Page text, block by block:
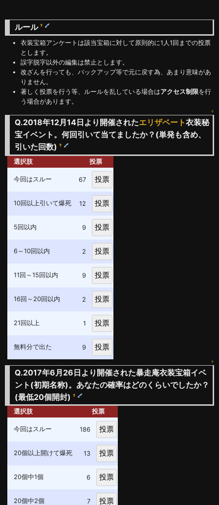
ルール †
衣装宝箱アンケートは該当宝箱に対して原則的に1人1回までの投票
とします。
誤字脱字以外の編集は禁止とします。
改ざんを行っても、バックアップ等で元に戻す為、あまり意味があ
りません。
著しく投票を行う等、ルールを乱している場合はアクセス制限を行
う場合があります。
↑
Q.2018年12月14日より開催されたエリザベート衣装秘
宝イベント。何回引いて当てましたか？(単発も含め、
引いた回数) †
選択肢 投票
今回はスルー 67
10回以上引いて爆死 12
5回以内 9
6～10回以内 2
11回～15回以内 9
16回～20回以内 2
21回以上 1
無料分で出た 9
↑
Q.2017年6月26日より開催された暴走庵衣装宝箱イベ
ント(初期名称)。あなたの確率はどのくらいでしたか？
(最低20個開封) †
選択肢 投票
今回はスルー 186
20個以上開けて爆死 13
20個中1個 6
20個中2個 7